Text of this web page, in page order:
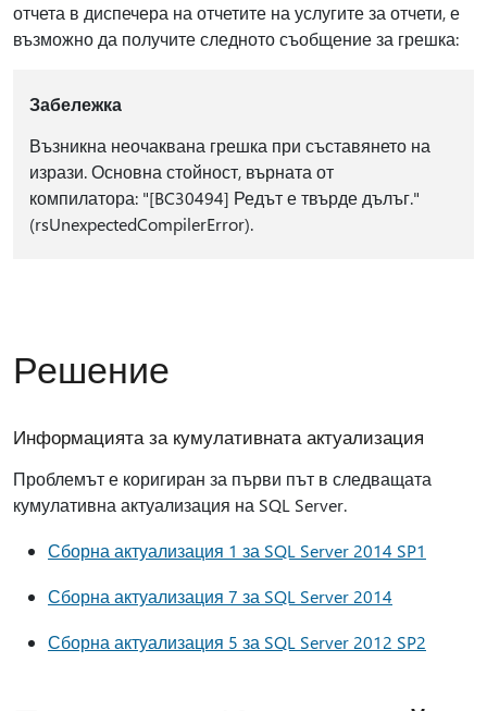
отчета в диспечера на отчетите на услугите за отчети, е
възможно да получите следното съобщение за грешка:
Забележка
Възникна неочаквана грешка при съставянето на
изрази. Основна стойност, върната от
компилатора: "[BC30494] Редът е твърде дълъг."
(rsUnexpectedCompilerError).
Решение
Информацията за кумулативната актуализация
Проблемът е коригиран за първи път в следващата
кумулативна актуализация на SQL Server.
Сборна актуализация 1 за SQL Server 2014 SP1
Сборна актуализация 7 за SQL Server 2014
Сборна актуализация 5 за SQL Server 2012 SP2